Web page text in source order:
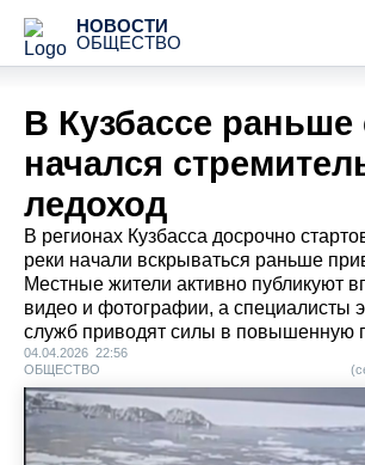
НОВОСТИ
ОБЩЕСТВО
В Кузбассе раньше
начался
ледоход
В регионах Кузбасса досрочно
реки начали вскрываться раньше
Местные жители активно публикуют
видео и фотографии, а специалисты
служб приводят силы в повышенную
04.04.2026 22:56
ОБЩЕСТВО